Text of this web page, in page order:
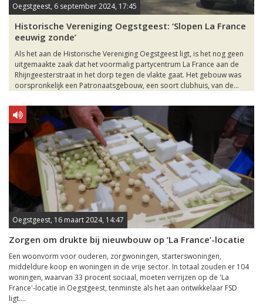
Oegstgeest, 6 september 2024, 17:45
Historische Vereniging Oegstgeest: ‘Slopen La France
eeuwig zonde’
Als het aan de Historische Vereniging Oegstgeest ligt, is het nog geen
uitgemaakte zaak dat het voormalig partycentrum La France aan de
Rhijngeesterstraat in het dorp tegen de vlakte gaat. Het gebouw was
oorspronkelijk een Patronaatsgebouw, een soort clubhuis, van de...
Oegstgeest, 16 maart 2024, 14:47
Zorgen om drukte bij nieuwbouw op ‘La France’-locatie
Een woonvorm voor ouderen, zorgwoningen, starterswoningen,
middeldure koop en woningen in de vrije sector. In totaal zouden er 104
woningen, waarvan 33 procent sociaal, moeten verrijzen op de 'La
France'-locatie in Oegstgeest, tenminste als het aan ontwikkelaar FSD
ligt....